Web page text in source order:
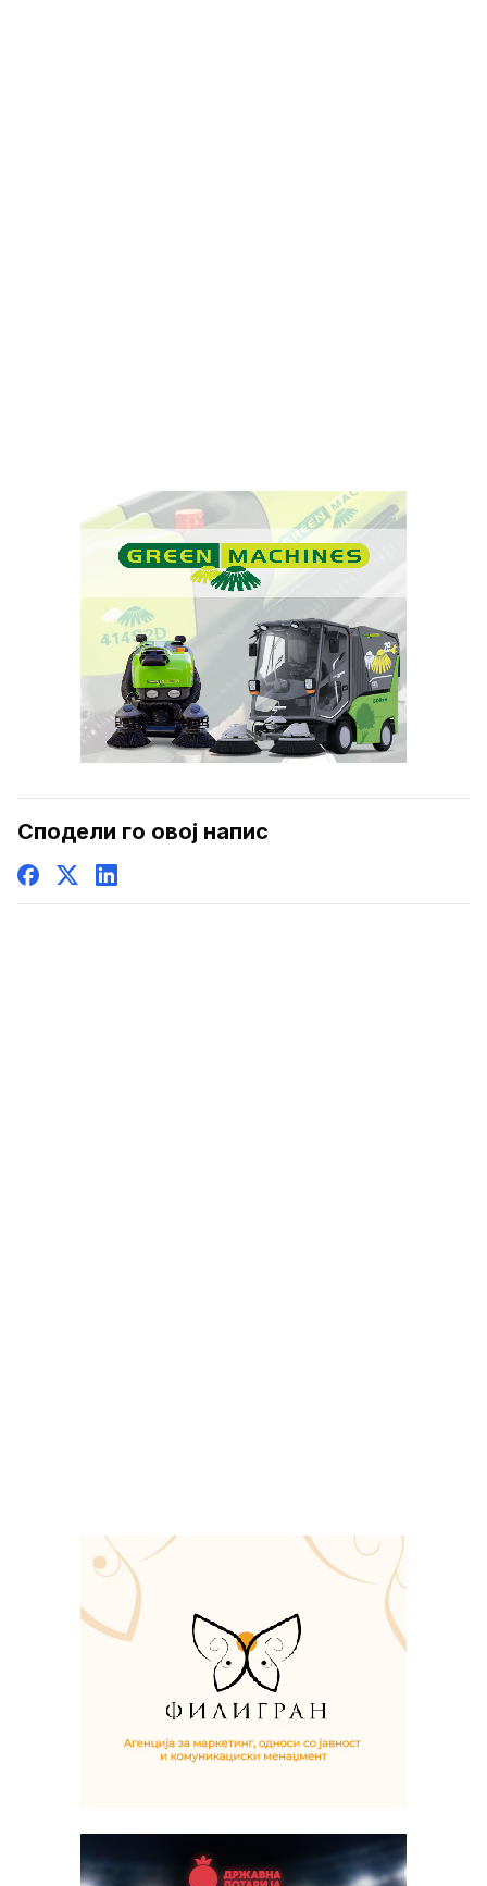
Сподели го овој напис